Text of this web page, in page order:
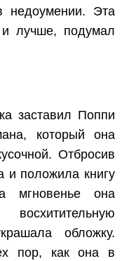
недоумении. Эта
лучше, подумал
заставил Поппи
который она
Отбросив
и положила книгу
мгновенье она
обложку.
пор, как она в